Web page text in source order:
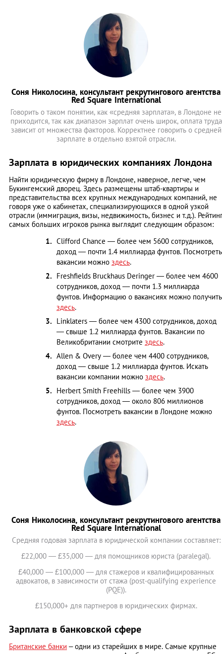
Соня Николосина, консультант рекрутингового агентства
Red Square International
Говорить о таком понятии, как «средняя зарплата», в Лондоне не
приходится, так как диапазон зарплат очень широк, оплата труда
зависит от множества факторов. Корректнее говорить о средней
зарплате в отдельно взятой отрасли.
Зарплата в юридических компаниях Лондона
Найти юридическую фирму в Лондоне, наверное, легче, чем
Букингемский дворец. Здесь размещены штаб-квартиры и
представительства всех крупных международных компаний, не
говоря уже о кабинетах, специализирующихся в одной узкой
отрасли (иммиграция, визы, недвижимость, бизнес и т.д.).
самых больших игроков рынка выглядит следующим образом:
Clifford Chance — более чем 5600 сотрудников,
доход — почти 1.4 миллиарда фунтов. Посмотреть
вакансии можно здесь.
Freshfields Bruckhaus Deringer — более чем 4600
сотрудников, доход — почти 1.3 миллиарда
фунтов. Информацию о вакансиях можно получить
здесь.
Linklaters — более чем 4300 сотрудников, доход
— свыше 1.2 миллиарда фунтов. Вакансии по
Великобритании смотрите здесь.
Allen & Overy — более чем 4400 сотрудников,
доход — свыше 1.2 миллиарда фунтов. Искать
вакансии компании можно здесь.
Herbert Smith Freehills — более чем 3900
сотрудников, доход — около 806 миллионов
фунтов. Посмотреть вакансии в Лондоне можно
здесь.
Соня Николосина, консультант рекрутингового агентства
Red Square International
Средняя годовая зарплата в юридической компании составляет:
£22,000 — £35,000 — для помощников юриста (paralegal).
£40,000 — £100,000 — для стажеров и квалифицированных
адвокатов, в зависимости от стажа (post-qualifying experience
(PQE)).
£150,000+ для партнеров в юридических фирмах.
Зарплата в банковской сфере
Британские банки – одни из старейших в мире. Самые крупные